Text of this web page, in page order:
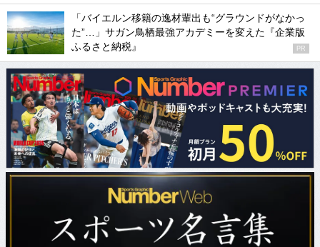
「バイエルン移籍の逸材輩出も“グラウンドがなかっ
た”…」サガン鳥栖最強アカデミーを変えた『企業版
ふるさと納税』
PR